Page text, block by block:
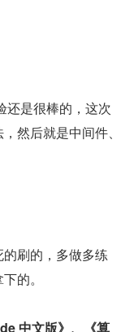
还是很棒的，这次
然后就是中间件、
刷的，多做多练
的。
中文版》、《算